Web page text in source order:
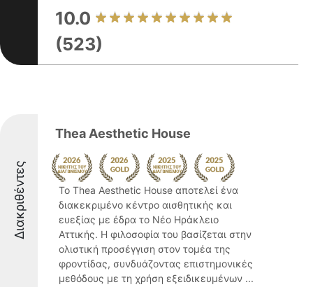
10.0
(523)
Διακριθέντες
Thea Aesthetic House
Το Thea Aesthetic House αποτελεί ένα
διακεκριμένο κέντρο αισθητικής και
ευεξίας με έδρα το Νέο Ηράκλειο
Αττικής. Η φιλοσοφία του βασίζεται στην
ολιστική προσέγγιση στον τομέα της
φροντίδας, συνδυάζοντας επιστημονικές
μεθόδους με τη χρήση εξειδικευμένων ...